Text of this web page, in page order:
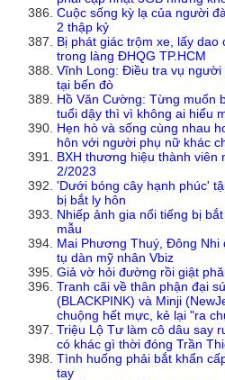
Cuộc sống kỳ lạ của người
2 thập kỷ
Bị phát giác trộm xe, lấy
trong làng ĐHQG TP.HCM
Vĩnh Long: Điều tra vụ
tại bến đò
Hồ Văn Cường: Từng muốn
tuổi dậy thì vì không ai hiểu
Hẹn hò và sống cùng nhau
hôn với người phụ nữ khác
BXH thương hiệu thành viên
2/2023
'Dưới bóng cây hạnh phúc'
bị bắt ly hôn
Nhiếp ảnh gia nổi tiếng bị
mẫu
Mai Phương Thuý, Đông Nhi
tụ dàn mỹ nhân Vbiz
Giả vờ hỏi đường rồi giật
Tranh cãi về thân phận đại
(BLACKPINK) và Minji
chuộng hết mực, kẻ lại "ra
Triệu Lộ Tư làm cô dâu say
có khác gì thời đóng Trần
Tình huống phải bắt khẩn
tay